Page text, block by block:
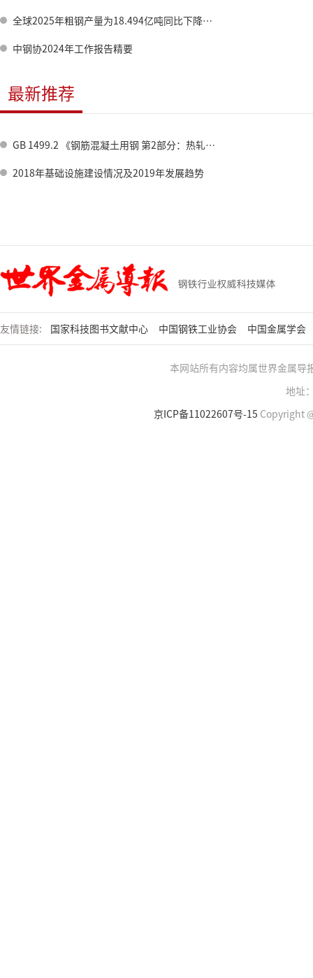
全球2025年粗钢产量为18.494亿吨同比下降2.0%
中钢协2024年工作报告精要
最新推荐
GB 1499.2 《钢筋混凝土用钢 第2部分：热轧带肋钢筋》标准修订情况
2018年基础设施建设情况及2019年发展趋势
友情链接: 国家科技图书文献中心 中国钢铁工业协会 中国金属学会
本网站所有内容均属世界金属导
地址
京ICP备11022607号-15 Copyright